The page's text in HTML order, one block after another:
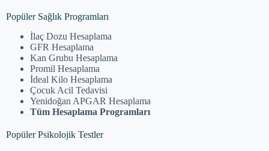
Popüler Sağlık Programları
İlaç Dozu Hesaplama
GFR Hesaplama
Kan Grubu Hesaplama
Promil Hesaplama
İdeal Kilo Hesaplama
Çocuk Acil Tedavisi
Yenidoğan APGAR Hesaplama
Tüm Hesaplama Programları
Popüler Psikolojik Testler